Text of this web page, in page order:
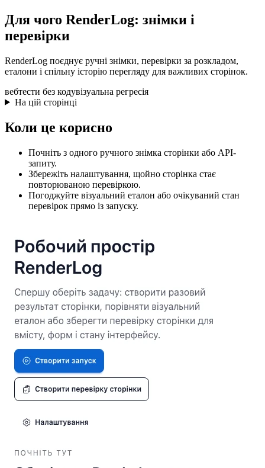
Для чого RenderLog: знімки і
перевірки
RenderLog поєднує ручні знімки, перевірки за розкладом,
еталони і спільну історію перегляду для важливих сторінок.
вебтести без кодувізуальна регресія
На цій сторінці
Коли це корисно
Почніть з одного ручного знімка сторінки або API-
запиту.
Збережіть налаштування, щойно сторінка стає
повторюваною перевіркою.
Погоджуйте візуальний еталон або очікуваний стан
перевірок прямо із запуску.